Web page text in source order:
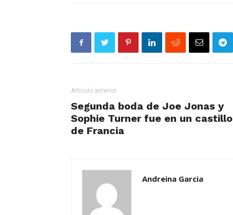
Artículo anterior
Segunda boda de Joe Jonas y
Sophie Turner fue en un castillo
de Francia
Andreina Garcia